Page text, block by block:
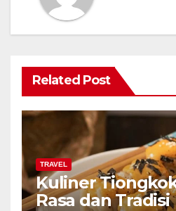
Related Post
TRAVEL
Kuliner
Rasa dan Tradisi